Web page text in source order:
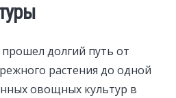
долгий путь от
растения до одной
овощных культур в